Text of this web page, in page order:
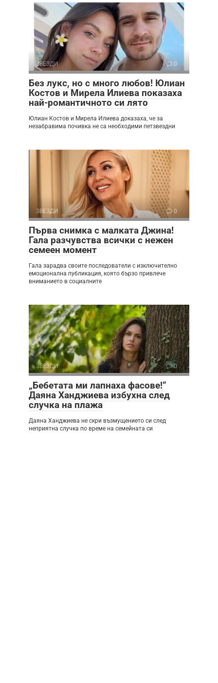
ЗВЕЗДИ 0
Без лукс, но с много любов! Юлиан
Костов и Мирела Илиева показаха
най-романтичното си лято
Юлиан Костов и Мирела Илиева доказаха, че за
незабравима почивка не са необходими петзвездни
ЗВЕЗДИ 0
Първа снимка с малката Джина!
Гала разчувства всички с нежен
семеен момент
Гала зарадва своите последователи с изключително
емоционална публикация, която бързо привлече
вниманието в социалните
ЗВЕЗДИ 0
„Бебетата ми лапнаха фасове!“
Даяна Ханджиева избухна след
случка на плажа
Даяна Ханджиева не скри възмущението си след
неприятна случка по време на семейната си